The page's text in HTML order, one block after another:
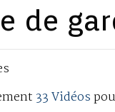
de
33 Vidéos